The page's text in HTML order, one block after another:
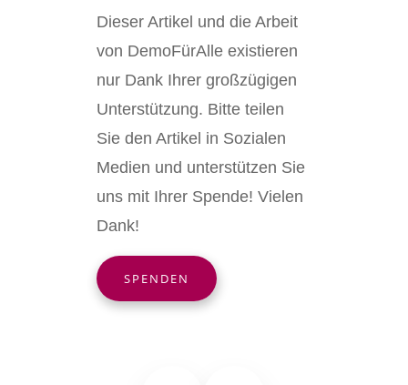
Dieser Artikel und die Arbeit
von DemoFürAlle existieren
nur Dank Ihrer großzügigen
Unterstützung. Bitte teilen
Sie den Artikel in Sozialen
Medien und unterstützen Sie
uns mit Ihrer Spende! Vielen
Dank!
SPENDEN